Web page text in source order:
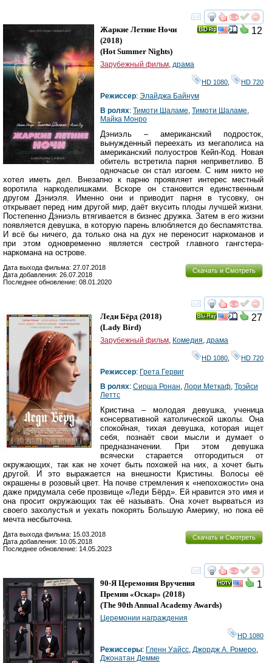
смотреть
12
Жаркие Летние Ночи
(2018)
(Hot Summer Nights)
Зарубежный фильм, драма
HD 1080 HD 720
Режиссер: Элайджа Байнум
В ролях: Тимоти Шаламе, Тимоти Шаламе,
Майка Монро
Дэниэль – американский подросток,
вынужденный переехать из мегаполиса на
американский полуостров Кейп-Код. Новая
обитель встретила парня неприветливо. В
одночасье он стал изгоем. С ним никто не
хотел иметь дел. Внезапно к парню проявляет интерес местный
воротила наркоделишками. Вскоре он становится единственным
другом Дэниэля. Именно они и приводит парня в тусовку, он
открывает перед ним другой мир, даёт вкусить плоды лучшей жизни.
Постепенно Дэниэль втягивается в бизнес дружка. Затем в его жизни
появляется девушка, в которую парень влюбляется до беспамятства.
И всё бы ничего, да только она на дух не переносит наркоманов и
при этом одновременно является сестрой главного гангстера-
наркомана на острове.
Скачать и Смотреть
Дата выхода фильма: 27.07.2018
Дата добавления: 26.07.2018
Последнее обновление: 08.01.2020
смотреть
27
Леди Бёрд (2018)
(Lady Bird)
Зарубежный фильм, Комедия, драма
HD 1080 HD 720
Режиссер: Грета Гервиг
В ролях: Сирша Ронан, Лори Меткаф, Трэйси
Леттс
Кристина – молодая девушка, ученица
консервативной католической школы. Она
спокойная, тихая девушка, которая ищет
себя, познаёт свои мысли и думает о
предназначении. При этом девушка
всячески старается отгородиться от
окружающих, так как не хочет быть похожей на них, а хочет быть
другой. И это выражается на внешности Кристины. Волосы её
окрашены в розовый цвет. На почве стремления к «непохожости» она
даже придумала себе прозвище «Леди Бёрд». Ей нравится это имя и
она просит окружающих так её называть. Она хочет вырваться из
своего захолустья и уехать покорять Большую Америку, но пока её
мечта несбыточна.
Скачать и Смотреть
Дата выхода фильма: 15.03.2018
Дата добавления: 10.05.2018
Последнее обновление: 14.05.2023
смотреть
1
90-Я Церемония Вручения
Премии «Оскар» (2018)
(The 90th Annual Academy Awards)
Церемонии награждения
HD 1080
Режиссеры: Гленн Уайсс Джордж А. Ромеро
Джонатан Демме